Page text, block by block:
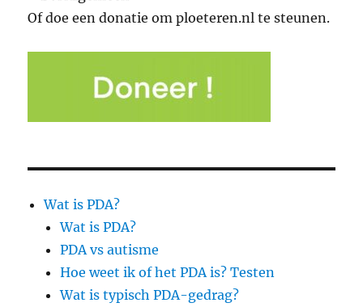
Of doe een donatie om ploeteren.nl te steunen.
Wat is PDA?
Wat is PDA?
PDA vs autisme
Hoe weet ik of het PDA is? Testen
Wat is typisch PDA-gedrag?